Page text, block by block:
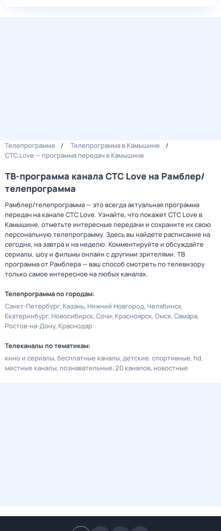
Телепрограмма
Телепрограмма в Камышине
СТС Love — программа передач в Камышине
ТВ-программа канала СТС Love на Рамблер/
телепрограмма
Рамблер/телепрограмма — это всегда актуальная программа
передач на канале СТС Love. Узнайте, что покажет СТС Love в
Камышине, отметьте интересные передачи и сохраните их свою
персональную телепрограмму. Здесь вы найдете расписание на
сегодня, на завтра и на неделю. Комментируйте и обсуждайте
сериалы, шоу и фильмы онлайн с другими зрителями. ТВ
программа от Рамблера — ваш способ смотреть по телевизору
только самое интересное на любых каналах.
Телепрограмма по городам:
Санкт-Петербург Казань Нижний Новгород Челябинск
Екатеринбург Новосибирск Сочи Красноярск Омск Самара
Ростов-на-Дону Краснодар
Телеканалы по тематикам:
кино и сериалы бесплатные каналы детские спортивные hd
местные каналы познавательные 20 каналов новостные